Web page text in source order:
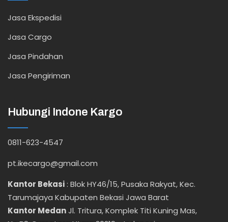
Jasa Ekspedisi
Jasa Cargo
Jasa Pindahan
Jasa Pengiriman
Hubungi Indone Kargo
0811-623-4547
pt.ikecargo@gmail.com
Kantor Bekasi: Blok HY46/15, Pusaka Rakyat, Kec.
Tarumajaya Kabupaten Bekasi Jawa Barat
Kantor MedanJl. Tritura, Komplek Titi Kuning Mas,